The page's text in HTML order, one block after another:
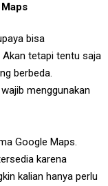
bisa
Akan tetapi tentu saja
berbeda.
menggunakan
Google Maps.
karena
kalian hanya perlu